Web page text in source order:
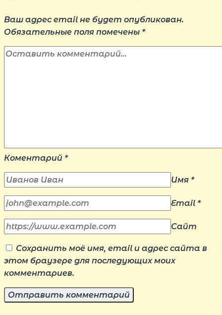
Ваш адрес email не будет опубликован.
Обязательные поля помечены *
Коментарий *
Имя *
Email *
Сайт
Сохранить моё имя, email и адрес сайта в
этом браузере для последующих моих
комментариев.